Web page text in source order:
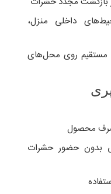
داخلی منزل،
مستقیم روی محل‌های
محصول
بدون حضور حشرات